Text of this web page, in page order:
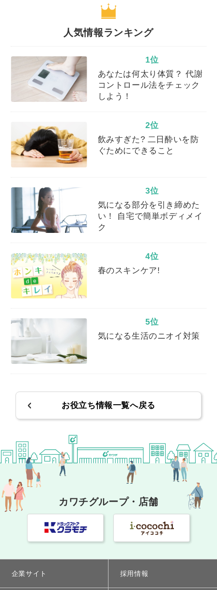
人気情報ランキング
1位
あなたは何太り体質？ 代謝
コントロール法をチェック
しよう！
2位
飲みすぎた? 二日酔いを防
ぐためにできること
3位
気になる部分を引き締めた
い！ 自宅で簡単ボディメイ
ク
4位
春のスキンケア!
5位
気になる生活のニオイ対策
お役立ち情報一覧へ戻る
カワチグループ・店舗
企業サイト 採用情報